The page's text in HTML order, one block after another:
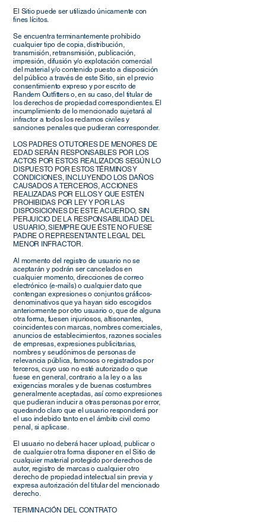
El Sitio puede ser utilizado únicamente con
fines lícitos.
Se encuentra terminantemente prohibido
cualquier tipo de copia, distribución,
transmisión, retransmisión, publicación,
impresión, difusión y/o explotación comercial
del material y/o contenido puesto a disposición
del público a través de este Sitio, sin el previo
consentimiento expreso y por escrito de
Randem Outfitters o, en su caso, del titular de
los derechos de propiedad correspondientes. El
incumplimiento de lo mencionado sujetará al
infractor a todos los reclamos civiles y
sanciones penales que pudieran corresponder.
LOS PADRES O TUTORES DE MENORES DE
EDAD SERÁN RESPONSABLES POR LOS
ACTOS POR ESTOS REALIZADOS SEGÚN LO
DISPUESTO POR ESTOS TÉRMINOS Y
CONDICIONES, INCLUYENDO LOS DAÑOS
CAUSADOS A TERCEROS, ACCIONES
REALIZADAS POR ELLOS Y QUE ESTÉN
PROHIBIDAS POR LEY Y POR LAS
DISPOSICIONES DE ESTE ACUERDO, SIN
PERJUICIO DE LA RESPONSABILIDAD DEL
USUARIO, SIEMPRE QUE ÉSTE NO FUESE
PADRE O REPRESENTANTE LEGAL DEL
MENOR INFRACTOR.
Al momento del registro de usuario no se
aceptarán y podrán ser cancelados en
cualquier momento, direcciones de correo
electrónico (e-mails) o cualquier dato que
contengan expresiones o conjuntos gráficos-
denominativos que ya hayan sido escogidos
anteriormente por otro usuario o, que de alguna
otra forma, fuesen injuriosos, altisonantes,
coincidentes con marcas, nombres comerciales,
anuncios de establecimientos, razones sociales
de empresas, expresiones publicitarias,
nombres y seudónimos de personas de
relevancia pública, famosos o registrados por
terceros, cuyo uso no esté autorizado o que
fuese en general, contrario a la ley o a las
exigencias morales y de buenas costumbres
generalmente aceptadas, así como expresiones
que pudieran inducir a otras personas por error,
quedando claro que el usuario responderá por
el uso indebido tanto en el ámbito civil como
penal, si aplicase.
El usuario no deberá hacer upload, publicar o
de cualquier otra forma disponer en el Sitio de
cualquier material protegido por derechos de
autor, registro de marcas o cualquier otro
derecho de propiedad intelectual sin previa y
expresa autorización del titular del mencionado
derecho.
TERMINACIÓN DEL CONTRATO